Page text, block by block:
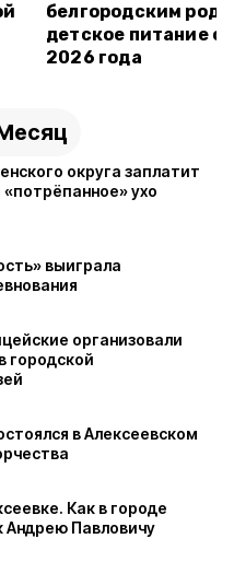
белгородским
детское питание с
2026 года
округа заплатит
ухо
выиграла
организовали
городской
в Алексеевском
Как в городе
Андрею Павловичу